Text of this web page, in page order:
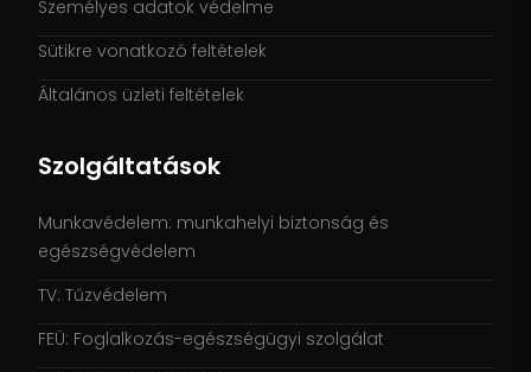
Személyes adatok védelme
Sütikre vonatkozó feltételek
Általános üzleti feltételek
Szolgáltatások
Munkavédelem: munkahelyi biztonság és
egészségvédelem
TV: Tűzvédelem
FEÜ: Foglalkozás-egészségügyi szolgálat